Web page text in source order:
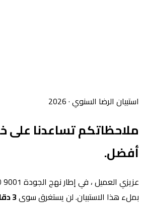
استبيان الرضا السنوي ·2026
ملاحظاتكم تساعدنا على
أفضل.
عزيزي العميل
بملء هذا الاستبيان. لن يستغرق سوى3 دقائق